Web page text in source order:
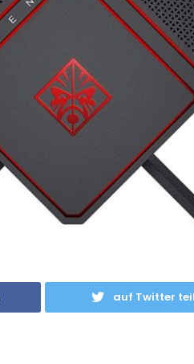
auf Twitter